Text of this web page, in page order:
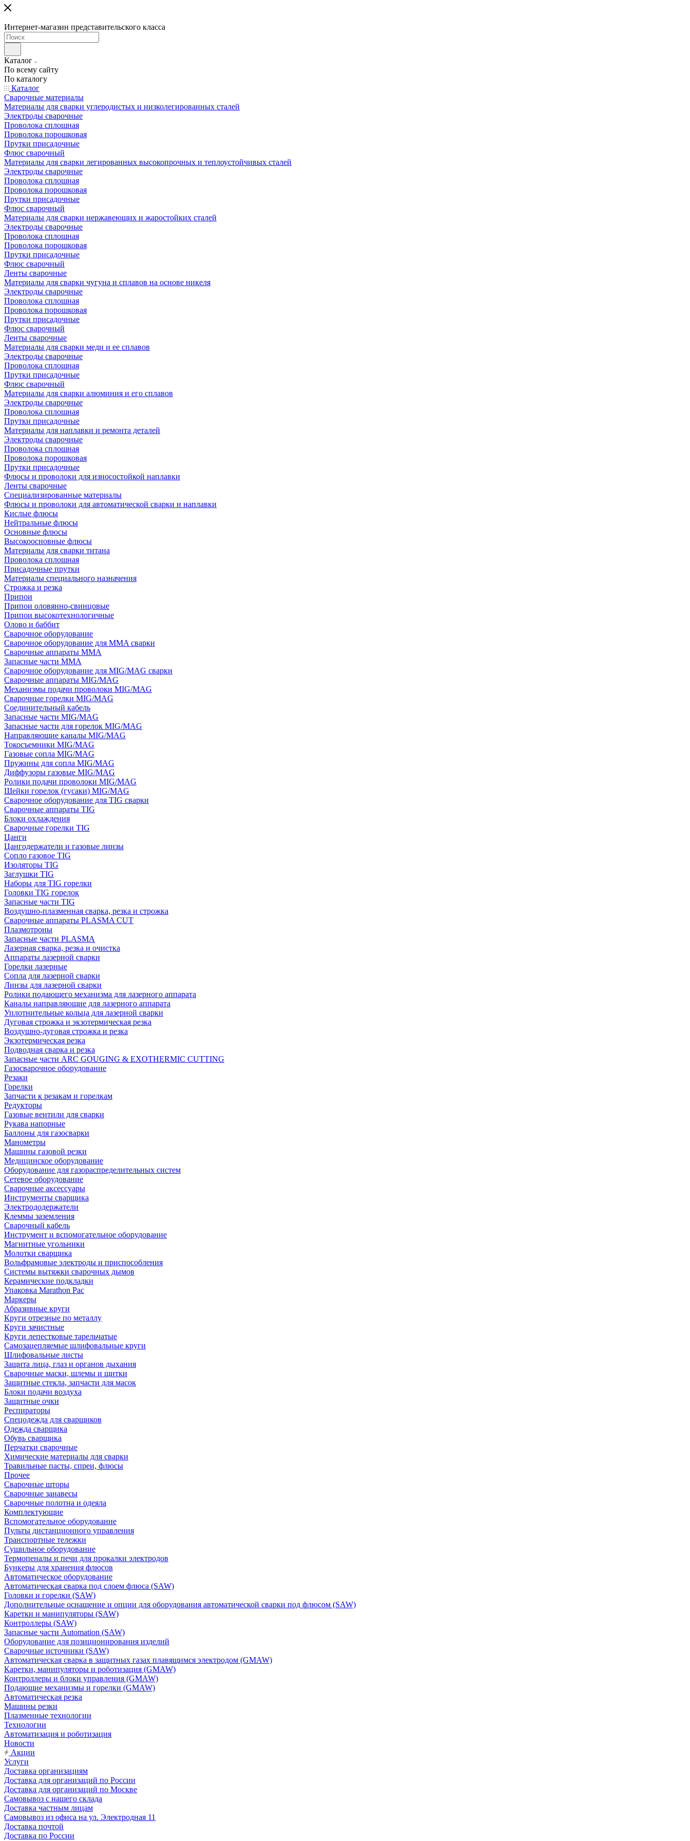
Интернет-магазин представительского класса
Каталог
По всему сайту
По каталогу
Каталог
Сварочные материалы
Материалы для сварки углеродистых и низколегированных сталей
Электроды сварочные
Проволока сплошная
Проволока порошковая
Прутки присадочные
Флюс сварочный
Материалы для сварки легированных высокопрочных и теплоустойчивых сталей
Электроды сварочные
Проволока сплошная
Проволока порошковая
Прутки присадочные
Флюс сварочный
Материалы для сварки нержавеющих и жаростойких сталей
Электроды сварочные
Проволока сплошная
Проволока порошковая
Прутки присадочные
Флюс сварочный
Ленты сварочные
Материалы для сварки чугуна и сплавов на основе никеля
Электроды сварочные
Проволока сплошная
Проволока порошковая
Прутки присадочные
Флюс сварочный
Ленты сварочные
Материалы для сварки меди и ее сплавов
Электроды сварочные
Проволока сплошная
Прутки присадочные
Флюс сварочный
Материалы для сварки алюминия и его сплавов
Электроды сварочные
Проволока сплошная
Прутки присадочные
Материалы для наплавки и ремонта деталей
Электроды сварочные
Проволока сплошная
Проволока порошковая
Прутки присадочные
Флюсы и проволоки для износостойкой наплавки
Ленты сварочные
Специализированные материалы
Флюсы и проволоки для автоматической сварки и наплавки
Кислые флюсы
Нейтральные флюсы
Основные флюсы
Высокоосновные флюсы
Материалы для сварки титана
Проволока сплошная
Присадочные прутки
Материалы специального назначения
Строжка и резка
Припои
Припои оловянно-свинцовые
Припои высокотехнологичные
Олово и баббит
Сварочное оборудование
Сварочное оборудование для MMA сварки
Сварочные аппараты MMA
Запасные части MMA
Сварочное оборудование для MIG/MAG сварки
Сварочные аппараты MIG/MAG
Механизмы подачи проволоки MIG/MAG
Сварочные горелки MIG/MAG
Соединительный кабель
Запасные части MIG/MAG
Запасные части для горелок MIG/MAG
Направляющие каналы MIG/MAG
Токосъемники MIG/MAG
Газовые сопла MIG/MAG
Пружины для сопла MIG/MAG
Диффузоры газовые MIG/MAG
Ролики подачи проволоки MIG/MAG
Шейки горелок (гусаки) MIG/MAG
Сварочное оборудование для TIG сварки
Сварочные аппараты TIG
Блоки охлаждения
Сварочные горелки TIG
Цанги
Цангодержатели и газовые линзы
Сопло газовое TIG
Изоляторы TIG
Заглушки TIG
Наборы для TIG горелки
Головки TIG горелок
Запасные части TIG
Воздушно-плазменная сварка, резка и строжка
Сварочные аппараты PLASMA CUT
Плазмотроны
Запасные части PLASMA
Лазерная сварка, резка и очистка
Аппараты лазерной сварки
Горелки лазерные
Сопла для лазерной сварки
Линзы для лазерной сварки
Ролики подающего механизма для лазерного аппарата
Каналы направляющие для лазерного аппарата
Уплотнительные кольца для лазерной сварки
Дуговая строжка и экзотермическая резка
Воздушно-дуговая строжка и резка
Экзотермическая резка
Подводная сварка и резка
Запасные части ARC GOUGING & EXOTHERMIC CUTTING
Газосварочное оборудование
Резаки
Горелки
Запчасти к резакам и горелкам
Редукторы
Газовые вентили для сварки
Рукава напорные
Баллоны для газосварки
Манометры
Машины газовой резки
Медицинское оборудование
Оборудование для газораспределительных систем
Сетевое оборудование
Сварочные аксессуары
Инструменты сварщика
Электрододержатели
Клеммы заземления
Сварочный кабель
Инструмент и вспомогательное оборудование
Магнитные угольники
Молотки сварщика
Вольфрамовые электроды и приспособления
Системы вытяжки сварочных дымов
Керамические подкладки
Упаковка Marathon Pac
Маркеры
Абразивные круги
Круги отрезные по металлу
Круги зачистные
Круги лепестковые тарельчатые
Самозацепляемые шлифовальные круги
Шлифовальные листы
Защита лица, глаз и органов дыхания
Сварочные маски, шлемы и щитки
Защитные стекла, запчасти для масок
Блоки подачи воздуха
Защитные очки
Респираторы
Спецодежда для сварщиков
Одежда сварщика
Обувь сварщика
Перчатки сварочные
Химические материалы для сварки
Травильные пасты, спреи, флюсы
Прочее
Сварочные шторы
Сварочные занавесы
Сварочные полотна и одеяла
Комплектующие
Вспомогательное оборудование
Пульты дистанционного управления
Транспортные тележки
Сушильное оборудование
Термопеналы и печи для прокалки электродов
Бункеры для хранения флюсов
Автоматическое оборудование
Автоматическая сварка под слоем флюса (SAW)
Головки и горелки (SAW)
Дополнительные оснащение и опции для оборудования автоматической сварки под флюсом (SAW)
Каретки и манипуляторы (SAW)
Контроллеры (SAW)
Запасные части Automation (SAW)
Оборудование для позиционирования изделий
Сварочные источники (SAW)
Автоматическая сварка в защитных газах плавящимся электродом (GMAW)
Каретки, манипуляторы и роботизация (GMAW)
Контроллеры и блоки управления (GMAW)
Подающие механизмы и горелки (GMAW)
Автоматическая резка
Машины резки
Плазменные технологии
Технологии
Автоматизация и роботизация
Новости
Акции
Услуги
Доставка организациям
Доставка для организаций по России
Доставка для организаций по Москве
Самовывоз с нашего склада
Доставка частным лицам
Самовывоз из офиса на ул. Электродная 11
Доставка почтой
Доставка по России